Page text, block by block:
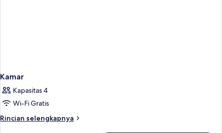
Kamar
Kapasitas 4
Wi-Fi Gratis
Rincian selengkapnya
Rincian